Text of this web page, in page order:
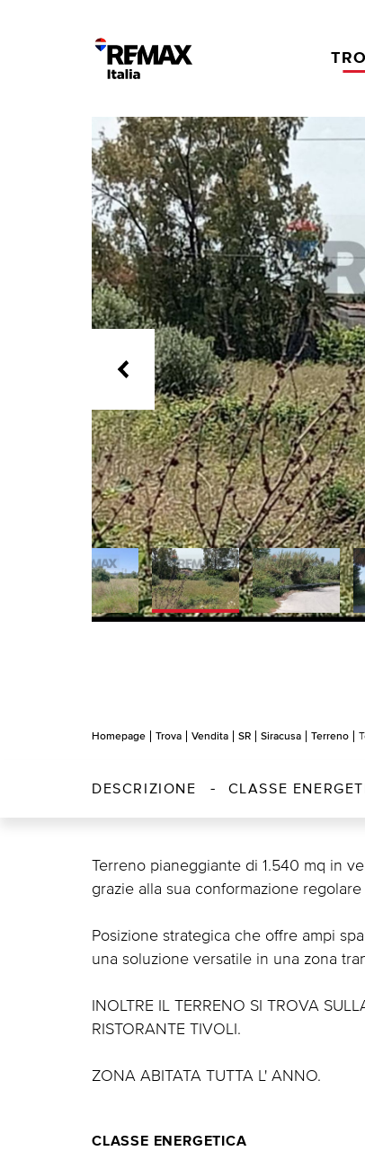
Homepage Trova Vendita SR Siracusa Terreno
DESCRIZIONE CLASSE
Terreno pianeggiante di 1.540 mq in
grazie alla sua conformazione
Posizione strategica che offre ampi
una soluzione versatile in una zona
INOLTRE IL TERRENO SI TROVA
RISTORANTE TIVOLI.
ZONA ABITATA TUTTA L' ANNO.
CLASSE ENERGETICA